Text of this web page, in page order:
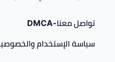
تواصل معنا-DMCA
سياسة الإستخدام